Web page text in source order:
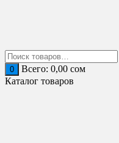
0 Всего: 0,00 сом
Каталог товаров